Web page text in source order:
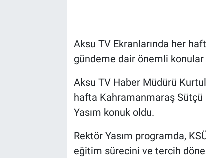
Aksu TV Ekranlarında her
gündeme dair önemli konular
Aksu TV Haber Müdürü
hafta Kahramanmaraş
Yasım konuk oldu.
Rektör Yasım programda,
eğitim sürecini ve tercih